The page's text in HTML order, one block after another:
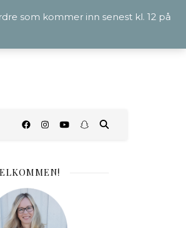
som kommer inn senest kl. 12 på